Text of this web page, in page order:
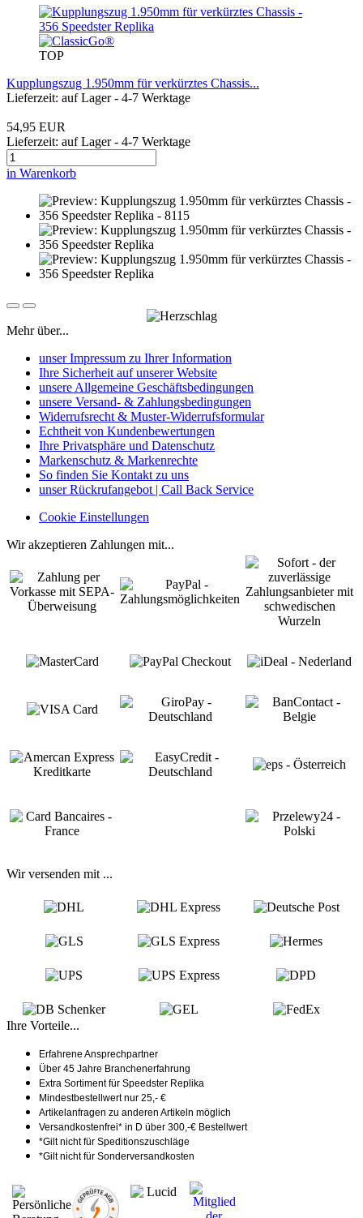
TOP
Kupplungszug 1.950mm für verkürztes Chassis...
Lieferzeit: auf Lager - 4-7 Werktage
54,95 EUR
Lieferzeit: auf Lager - 4-7 Werktage
in Warenkorb
Mehr über...
unser Impressum zu Ihrer Information
Ihre Sicherheit auf unserer Website
unsere Allgemeine Geschäftsbedingungen
unsere Versand- & Zahlungsbedingungen
Widerrufsrecht & Muster-Widerrufsformular
Echtheit von Kundenbewertungen
Ihre Privatsphäre und Datenschutz
Markenschutz & Markenrechte
So finden Sie Kontakt zu uns
unser Rückrufangebot | Call Back Service
Cookie Einstellungen
Wir akzeptieren Zahlungen mit...
Wir versenden mit ...
Ihre Vorteile...
Erfahrene Ansprechpartner
Über 45 Jahre Branchenerfahrung
Extra Sortiment für Speedster Replika
Mindestbestellwert nur 25,- €
Artikelanfragen zu anderen Artikeln möglich
Versandkostenfrei* in D über 300,-€ Bestellwert
*Gilt nicht für Speditionszuschläge
*Gilt nicht für Sonderversandkosten